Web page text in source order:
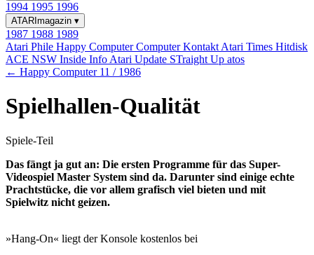
1994 1995 1996
ATARImagazin ▾
1987 1988 1989
Atari Phile Happy ComputerComputer Kontakt Atari Times Hitdisk
ACE NSW Inside Info Atari Update STraight Up atos
← Happy Computer 11 / 1986
Spielhallen-Qualität
Spiele-Teil
Das fängt ja gut an: Die ersten Programme für das Super-
Videospiel Master System sind da. Darunter sind einige echte
Prachtstücke, die vor allem grafisch viel bieten und mit
Spielwitz nicht geizen.
»Hang-On« liegt der Konsole kostenlos bei